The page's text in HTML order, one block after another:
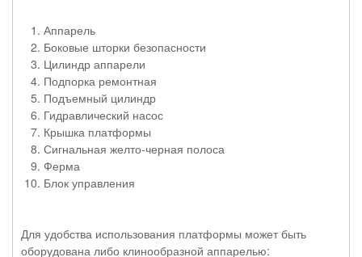
Аппарель
Боковые шторки безопасности
Цилиндр аппарели
Подпорка ремонтная
Подъемный цилиндр
Гидравлический насос
Крышка платформы
Сигнальная желто-черная полоса
Ферма
Блок управления
Для удобства использования платформы может быть
оборудована либо клинообразной аппарелью: